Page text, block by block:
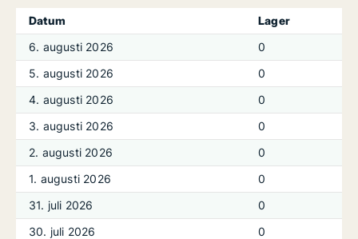
Datum
Lager
6. augusti 2026
0
5. augusti 2026
0
4. augusti 2026
0
3. augusti 2026
0
2. augusti 2026
0
1. augusti 2026
0
31. juli 2026
0
30. juli 2026
0